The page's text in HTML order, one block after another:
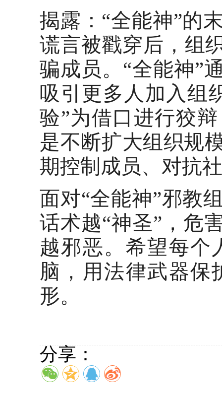
揭露： “全能神”的
谎言被戳穿后，组
骗成员。“全能神”
吸引更多人加入组
验”为借口进行狡
是不断扩大组织规
期控制成员、对抗
面对“全能神”邪教
话术越“神圣”，危
越邪恶。希望每个
脑，用法律武器保
形。
分享：